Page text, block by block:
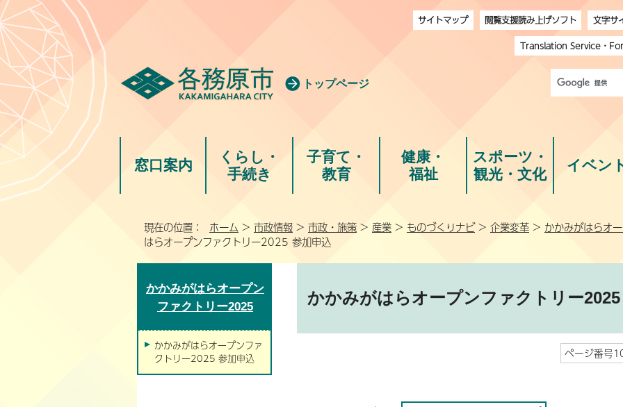
トップページ
サイトマップ 閲覧支援読み上げソフト
文字サ
Translation Service・
窓口案内
くらし・
手続き
子育て・
教育
健康・
福祉
スポーツ・
観光・文化
イベン
現在の位置： ホーム > 市政情報 > 市政・施策 > 産業 > ものづくりナビ> 企業変革 > かかみがはらオ
はらオープンファクトリー2025 参加申込
かかみがはらオープンファクトリー
ページ番号
かかみがはらオープン
ファクトリー2025
かかみがはらオープンファ
クトリー2025 参加申込